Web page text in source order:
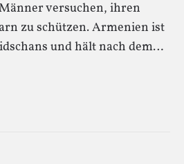
versuchen, ihren
zu schützen. Armenien ist
und hält nach dem…